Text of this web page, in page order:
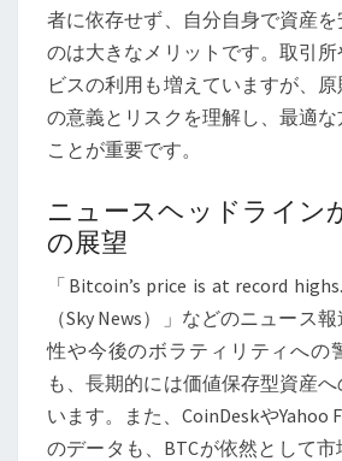
者に依存せず、自分自身で資産
のは大きなメリットです。取引
ビスの利用も増えていますが、
の意義とリスクを理解し、最適な
ことが重要です。
ニュースヘッドライン
の展望
「Bitcoin’s price is at record
（Sky News）」などのニュース
性や今後のボラティリティへの
も、長期的には価値保存型資産
います。また、CoinDeskやYahoo
のデータも、BTCが依然として